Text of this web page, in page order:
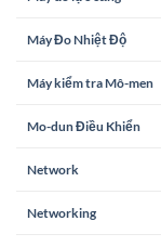
Máy Đo Nhiệt Độ
Máy kiểm tra Mô-men
Mo-dun Điều Khiển
Network
Networking